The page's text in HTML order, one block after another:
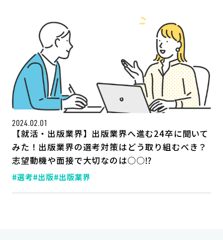
企業・業界研究はインタツアー
記事一覧
インタツアー活用法
お問い合わせ
2024.02.01
【就活・出版業界】出版業界へ進む24卒に聞いて
みた！出版業界の選考対策はどう取り組むべき？
志望動機や面接で大切なのは○○⁉
#選考#出版#出版業界